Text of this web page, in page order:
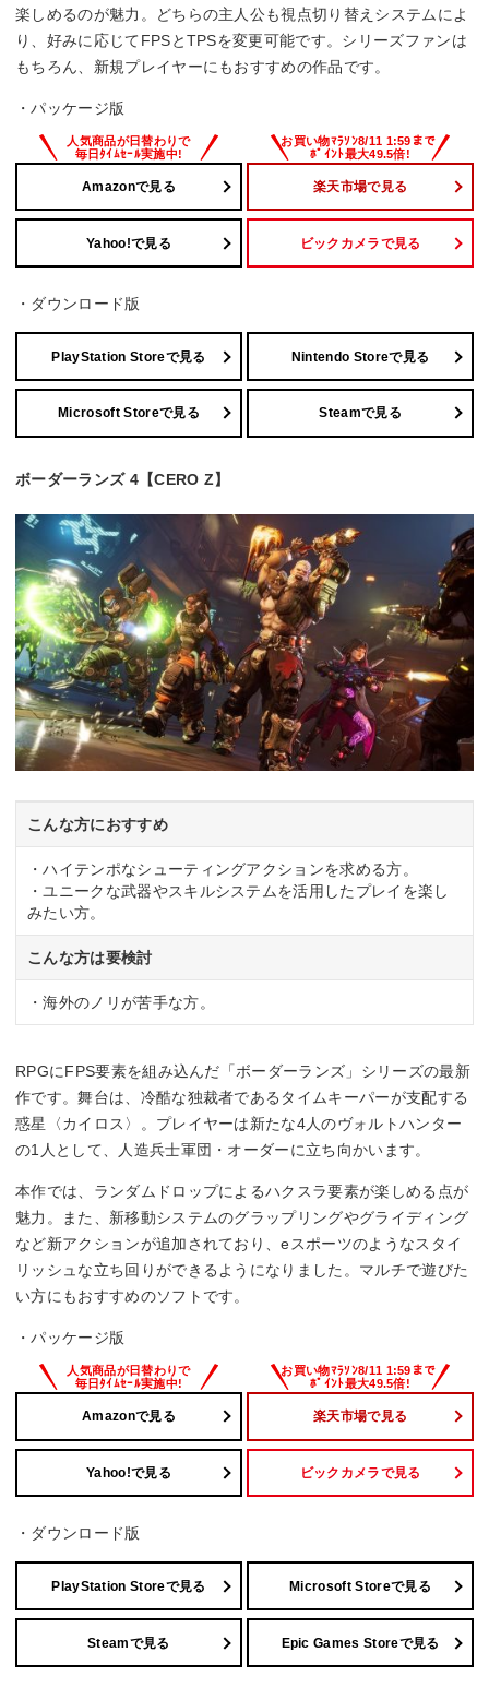
楽しめるのが魅力。どちらの主人公も視点切り替えシステムによ
り、好みに応じてFPSとTPSを変更可能です。シリーズファンは
もちろん、新規プレイヤーにもおすすめの作品です。
・パッケージ版
Amazonで見る 楽天市場で見る
Yahoo!で見る ビックカメラで見る
・ダウンロード版
PlayStation Storeで見る Nintendo Storeで見る
Microsoft Storeで見る Steamで見る
ボーダーランズ 4【CERO Z】
こんな方におすすめ
・ハイテンポなシューティングアクションを求める方。
・ユニークな武器やスキルシステムを活用したプレイを楽し
みたい方。
こんな方は要検討
・海外のノリが苦手な方。
RPGにFPS要素を組み込んだ「ボーダーランズ」シリーズの最新
作です。舞台は、冷酷な独裁者であるタイムキーパーが支配する
惑星〈カイロス〉。プレイヤーは新たな4人のヴォルトハンター
の1人として、人造兵士軍団・オーダーに立ち向かいます。
本作では、ランダムドロップによるハクスラ要素が楽しめる点が
魅力。また、新移動システムのグラップリングやグライディング
など新アクションが追加されており、eスポーツのようなスタイ
リッシュな立ち回りができるようになりました。マルチで遊びた
い方にもおすすめのソフトです。
・パッケージ版
Amazonで見る 楽天市場で見る
Yahoo!で見る ビックカメラで見る
・ダウンロード版
PlayStation Storeで見る Microsoft Storeで見る
Steamで見る Epic Games Storeで見る